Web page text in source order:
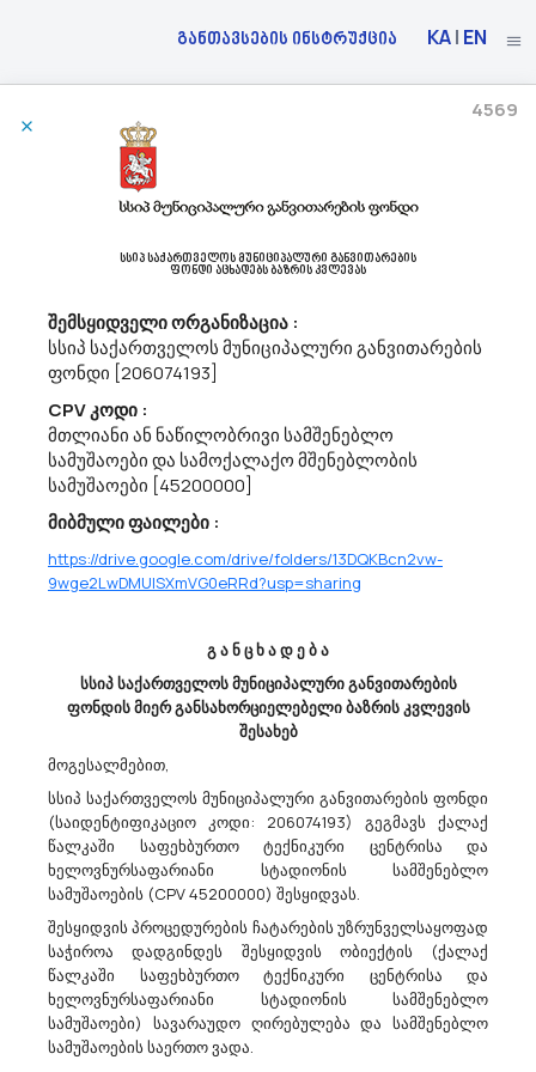
განთავსების ინსტრუქცია KA| EN
Ა(ა)იპ Დედოფლისწყაროს Მუნიციპალიტეტის Კულტურის, Სპორტისა Და
44191100 - ფირფიცარი.
15/04/2026
სპორტისა და ახალგაზრდობის ცენტრი ს/კ 428531092
dedoplistsYth@procurement.gov.ge აცხადებს ბაზრის
კვლევასCPV- 44191100 ფირფიცარი(ფანერი)
33651690 - ვაქცინები ვეტერინარიული მედიცინისათვის.
სსიპ - სურსათის ეროვნული სააგენტო (ს/კ205142200), უახლოეს
50,000 დოზა წვრილფეხა პირუტყვის ბრუცელოზის
საწინააღმდეგო ვაქცინის REV1-ს შესყიდვის მიზნით.ბაზრის
კვლევის ობიექტი CPV:33651690 :მო...
Ა(ა)იპ Დედოფლისწყაროს Მუნიციპალიტეტის Კულტურის, Სპორტისა Და
Ახალგაზრდობის Ცენტრი Აცხადებს Ბაზრის Კვლევას
39293200 - ხელოვნური ყვავილები.
ა(ა)იპ დედოფლისწყაროს მუნიციპალიტეტის კულტურის,
სპორტისა და ახალგაზრდობის ცენტრი ს/კ 428531092
dedoplistsYth@procurement.gov.ge აცხადებს ბაზრის
კვლევასხელოვნური ყვავილების შეძენაCPV- 39293200
სსიპ საქართველოს მუნიციპალური განვითარების
ფონდი აცხადებს ბაზრის კვლევას
შემსყიდველი ორგანიზაცია :
სსიპ საქართველოს მუნიციპალური განვითარების
ფონდი [206074193]
CPV კოდი :
მთლიანი ან ნაწილობრივი სამშენებლო
სამუშაოები და სამოქალაქო მშენებლობის
სამუშაოები [45200000]
მიბმული ფაილები :
4569
https://drive.google.com/drive/folders/13DQKBcn2vw-
9wge2LwDMUlSXmVG0eRRd?usp=sharing
გ ა ნ ც ხ ა დ ე ბ ა
სსიპ საქართველოს მუნიციპალური განვითარების
ფონდის მიერ განსახორციელებელი ბაზრის კვლევის
შესახებ
მოგესალმებით,
სსიპ საქართველოს მუნიციპალური განვითარების ფონდი
(საიდენტიფიკაციო კოდი: 206074193) გეგმავს ქალაქ
წალკაში საფეხბურთო ტექნიკური ცენტრისა და
ხელოვნურსაფარიანი სტადიონის სამშენებლო
სამუშაოების (CPV 45200000) შესყიდვას.
შესყიდვის პროცედურების ჩატარების უზრუნველსაყოფად
საჭიროა დადგინდეს შესყიდვის ობიექტის (ქალაქ
წალკაში საფეხბურთო ტექნიკური ცენტრისა და
ხელოვნურსაფარიანი სტადიონის სამშენებლო
სამუშაოები) სავარაუდო ღირებულება და სამშენებლო
სამუშაოების საერთო ვადა.